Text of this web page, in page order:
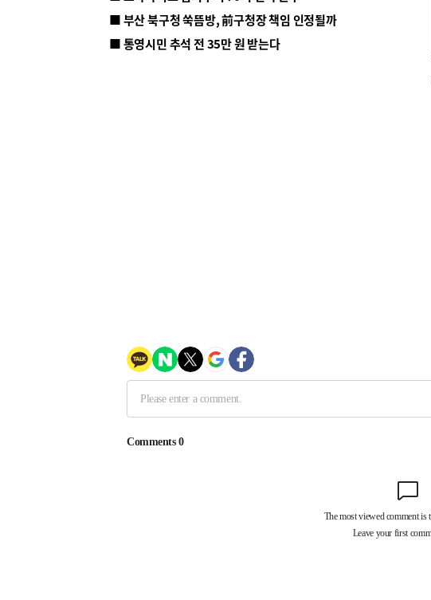
■ 부산 북구청 쑥뜸방, 前구청장 책임 인정될까
■ 통영시민 추석 전 35만 원 받는다